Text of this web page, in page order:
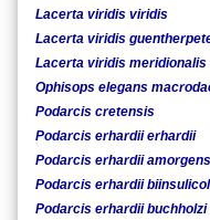
Lacerta viridis viridis
Lacerta viridis
Lacerta viridis meridionalis
Ophisops elegans
Podarcis cretensis
Podarcis erhardii erhardii
Podarcis erhardii
Podarcis erhardii
Podarcis erhardii buchholzi